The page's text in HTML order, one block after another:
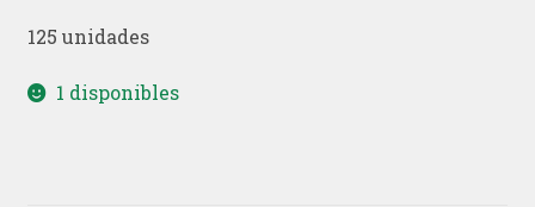
125 unidades
1 disponibles